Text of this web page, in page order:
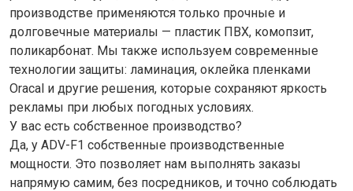
производстве применяются только прочные и
долговечные материалы — пластик ПВХ, комопзит,
поликарбонат. Мы также используем современные
технологии защиты: ламинация, оклейка пленками
Oracal и другие решения, которые сохраняют яркость
рекламы при любых погодных условиях.
У вас есть собственное производство?
Да, у ADV-F1 собственные производственные
мощности. Это позволяет нам выполнять заказы
напрямую самим, без посредников, и точно соблюдать